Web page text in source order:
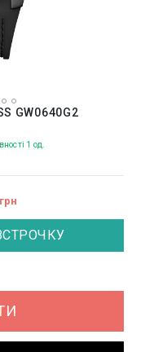
GW0640G2
1 од.
грн